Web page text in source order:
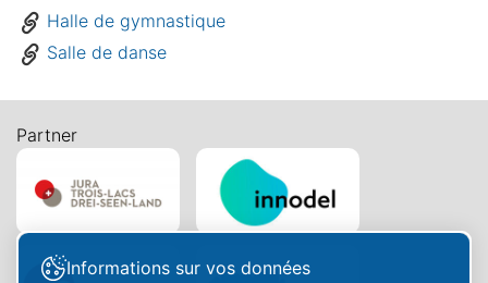
Halle de gymnastique
Salle de danse
Partner
Informations sur vos données